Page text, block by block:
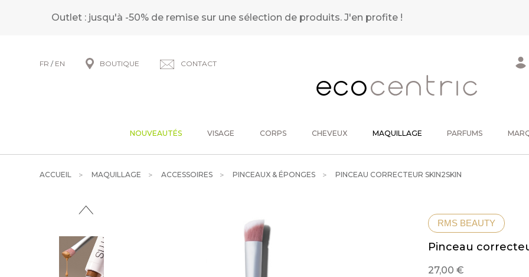
Outlet : jusqu'à -50% de remise sur une sélection de produits.J'en profite !
FR / EN BOUTIQUE CONTACT
NOUVEAUTÉS VISAGE CORPS CHEVEUX MAQUILLAGE PARFUMS
ACCUEIL MAQUILLAGE ACCESSOIRES PINCEAUX & ÉPONGES PINCEAU CORRECTEUR SKIN2SKIN
RMS BEAUTY
Pinceau
27,00